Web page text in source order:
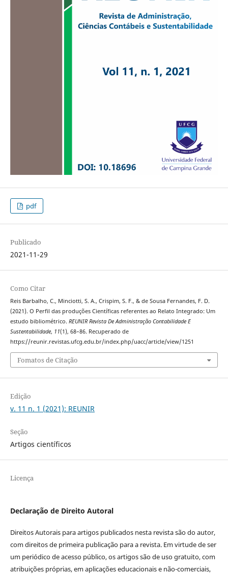
pdf
Publicado
2021-11-29
Como Citar
Reis Barbalho, C., Minciotti, S. A., Crispim, S. F., & de Sousa Fernandes, F. D.
(2021). O Perfil das produções Científicas referentes ao Relato Integrado: Um
estudo bibliométrico. REUNIR Revista De Administração Contabilidade E
Sustentabilidade, 11(1), 68–86. Recuperado de
https://reunir.revistas.ufcg.edu.br/index.php/uacc/article/view/1251
Fomatos de Citação
Edição
v. 11 n. 1 (2021): REUNIR
Seção
Artigos científicos
Licença
Declaração de Direito Autoral
Direitos Autorais para artigos publicados nesta revista são do autor,
com direitos de primeira publicação para a revista. Em virtude de ser
um periódico de acesso público, os artigos são de uso gratuito, com
atribuições próprias, em aplicações educacionais e não-comerciais,